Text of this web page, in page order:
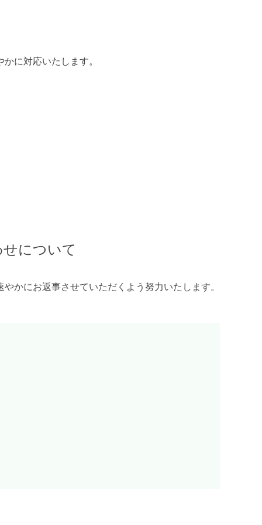
に対応いたします。
について
かにお返事させていただくよう努力いたします。